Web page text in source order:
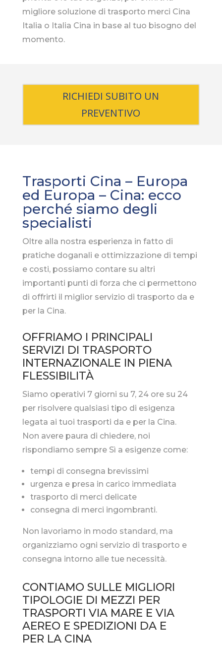
migliore soluzione di trasporto merci Cina
Italia o Italia Cina in base al tuo bisogno del
momento.
RICHIEDI SUBITO UN
PREVENTIVO
Trasporti Cina – Europa
ed Europa – Cina: ecco
perché siamo degli
specialisti
Oltre alla nostra esperienza in fatto di
pratiche doganali e ottimizzazione di tempi
e costi, possiamo contare su altri
importanti punti di forza che ci permettono
di offrirti il miglior servizio di trasporto da e
per la Cina.
OFFRIAMO I PRINCIPALI
SERVIZI DI TRASPORTO
INTERNAZIONALE IN PIENA
FLESSIBILITÀ
Siamo operativi 7 giorni su 7, 24 ore su 24
per risolvere qualsiasi tipo di esigenza
legata ai tuoi trasporti da e per la Cina.
Non avere paura di chiedere, noi
rispondiamo sempre Sì a esigenze come:
tempi di consegna brevissimi
urgenza e presa in carico immediata
trasporto di merci delicate
consegna di merci ingombranti.
Non lavoriamo in modo standard, ma
organizziamo ogni servizio di trasporto e
consegna intorno alle tue necessità.
CONTIAMO SULLE MIGLIORI
TIPOLOGIE DI MEZZI PER
TRASPORTI VIA MARE E VIA
AEREO E SPEDIZIONI DA E
PER LA CINA